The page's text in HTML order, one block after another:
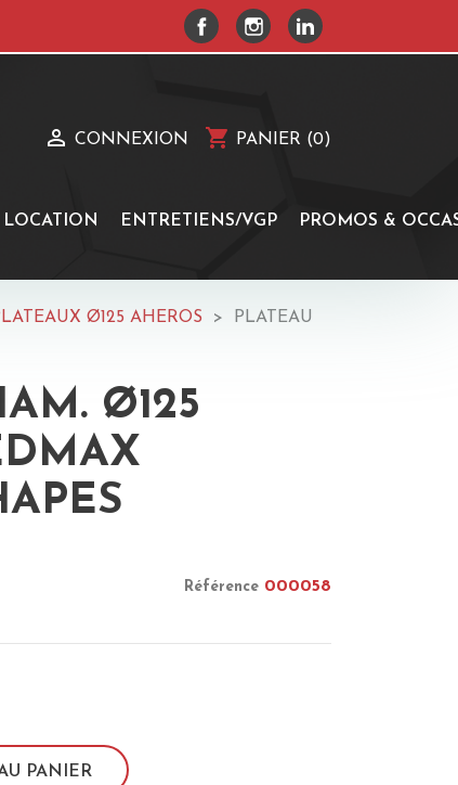
FACEBOOKINSTAGRAM
LINKEDIN
shopping_cart PANIER (0)
 CONNEXION
LOCATION ENTRETIENS/VGP PROMOS &
Ø125 AHEROS
PLATEAU
Ø125
Référence 000058
PANIER